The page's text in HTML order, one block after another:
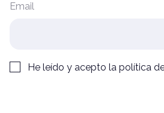
Email
He leído y acepto la política